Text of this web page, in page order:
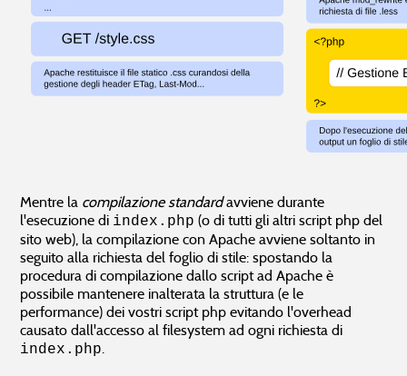
Mentre la compilazione standardavviene durante
l'esecuzione di index.php (o di tutti gli altri script php del
sito web), la compilazione con Apache avviene soltanto in
seguito alla richiesta del foglio di stile: spostando la
procedura di compilazione dallo script ad Apache è
possibile mantenere inalterata la struttura (e le
performance) dei vostri script php evitando l'overhead
causato dall'accesso al filesystem ad ogni richiesta di
index.php.